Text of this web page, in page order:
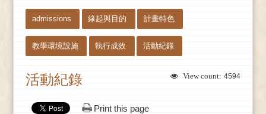
admissions 緣起與目的 計畫特色
教學環境設施 執行成效 活動紀錄
View count: 4594
活動紀錄
Print this page